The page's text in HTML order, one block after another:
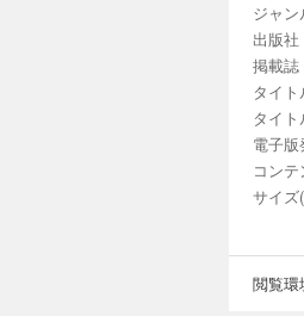
ジャン
出版社
掲載誌
タイト
タイ
電子版
コン
サイズ
閲覧環